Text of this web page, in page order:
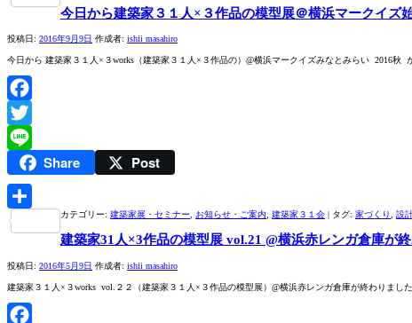
有
今日から建築家３１人×３作品の模型展＠横浜マークイズ
投稿日: 2016年9月9日 作成者: ishii masahiro
今日から 建築家３１人×３works（建築家３１人×３作品の）@横浜マークイズみなとみらい 2016
Facebook
Twitter
Line Share Post
共
有
カテゴリー: 建築家展・セミナー お知らせ・ご案内 建築家３１会 | タグ: 家づくり 設
建築家31人×3作品の模型展 vol.21 @横浜赤レンガ倉庫が
投稿日: 2016年5月9日 作成者: ishii masahiro
建築家３１人×３works vol.２２（建築家３１人×３作品の模型展）@横浜赤レンガ倉庫が終わりま